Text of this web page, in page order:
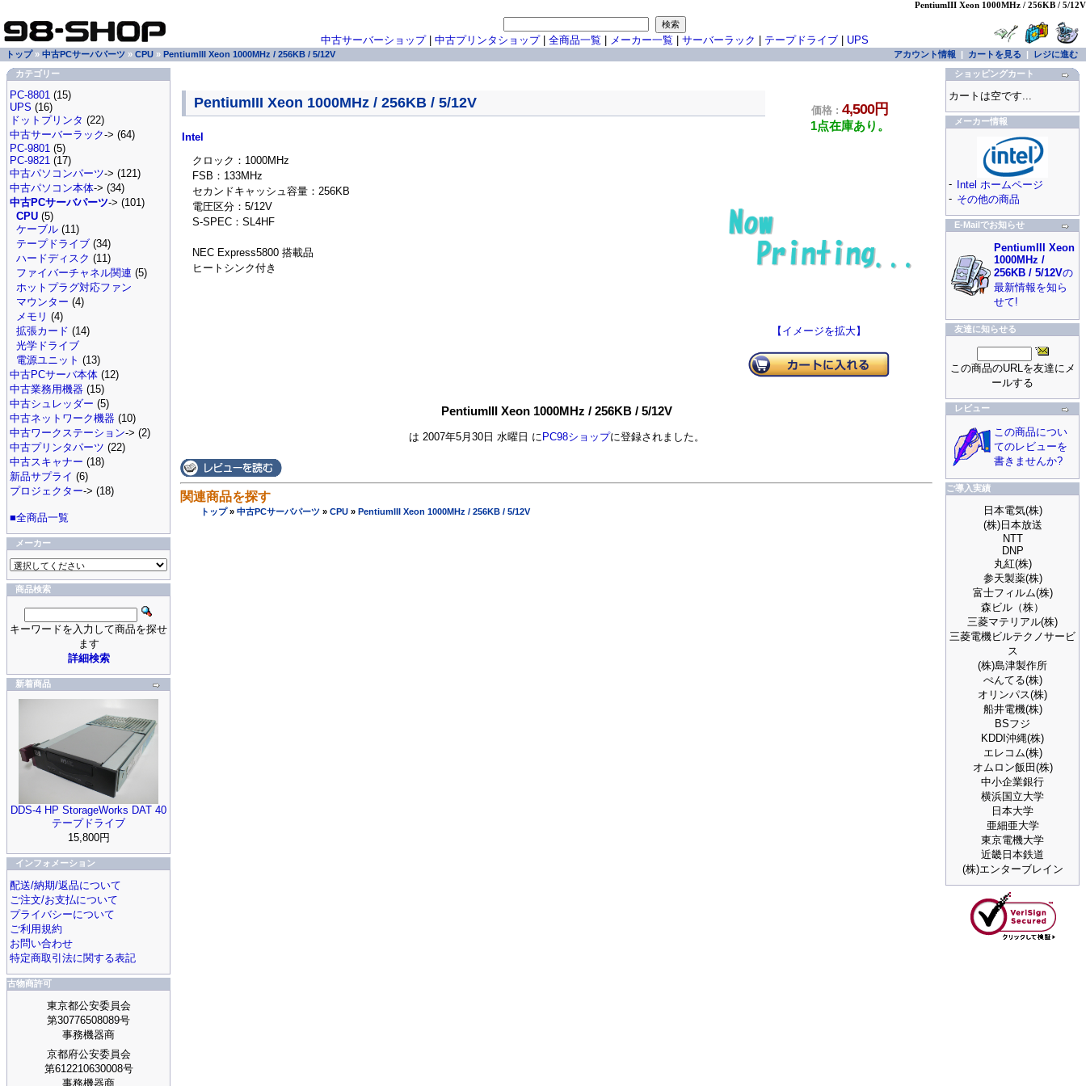
PentiumIII Xeon 1000MHz / 256KB / 5/12V
PentiumIII Xeon 1000MHz / 256KB / 5/12V
Intel
価格 : 4,500円
1点在庫あり。
【イメージを拡大】
クロック：1000MHz
FSB：133MHz
セカンドキャッシュ容量：256KB
電圧区分：5/12V
S-SPEC：SL4HF
NEC Express5800 搭載品
ヒートシンク付き
PentiumIII Xeon 1000MHz / 256KB / 5/12V
は 2007年5月30日 水曜日 に PC98ショップに登録されました。
関連商品を探す
トップ» 中古PCサーバパーツ » CPU » PentiumIII Xeon 1000MHz / 256KB / 5/12V
中古サーバーショップ| 中古プリンタショップ| 全商品一覧 メーカー一覧 サーバーラック テープドライブ| UPS
トップ» 中古PCサーバパーツ » CPU » PentiumIII Xeon 1000MHz / 256KB / 5/12V アカウント情報 カートを見る
レジに進む
カテゴリー
PC-8801 (15)
UPS (16)
ドットプリンタ (22)
中古サーバーラック-> (64)
PC-9801 (5)
PC-9821 (17)
中古パソコンパーツ-> (121)
中古パソコン本体-> (34)
中古PCサーバパーツ-> (101)
CPU (5)
ケーブル (11)
テープドライブ (34)
ハードディスク (11)
ファイバーチャネル関連 (5)
ホットプラグ対応ファン
マウンター (4)
メモリ (4)
拡張カード (14)
光学ドライブ
電源ユニット (13)
中古PCサーバ本体 (12)
中古業務用機器 (15)
中古シュレッダー (5)
中古ネットワーク機器 (10)
中古ワークステーション-> (2)
中古プリンタパーツ (22)
中古スキャナー (18)
新品サプライ (6)
プロジェクター-> (18)
■全商品一覧
メーカー
商品検索
キーワードを入力して商品を探せ
ます
詳細検索
新着商品
DDS-4 HP StorageWorks DAT 40
テープドライブ
15,800円
インフォメーション
配送/納期/返品について
ご注文/お支払について
プライバシーについて
ご利用規約
お問い合わせ
特定商取引法に関する表記
古物商許可
東京都公安委員会
第30776508089号
事務機器商
京都府公安委員会
第612210630008号
事務機器商
ショッピングカート
カートは空です...
メーカー情報
-
Intel ホームページ
- その他の商品
E-Mailでお知らせ
PentiumIII Xeon
1000MHz /
256KB / 5/12Vの
最新情報を知ら
せて!
友達に知らせる
この商品のURLを友達にメ
ールする
レビュー
この商品につい
てのレビューを
書きませんか?
ご導入実績
日本電気(株)
(株)日本放送
NTT
DNP
丸紅(株)
参天製薬(株)
富士フィルム(株)
森ビル（株）
三菱マテリアル(株)
三菱電機ビルテクノサービ
ス
(株)島津製作所
ぺんてる(株)
オリンパス(株)
船井電機(株)
BSフジ
KDDI沖縄(株)
エレコム(株)
オムロン飯田(株)
中小企業銀行
横浜国立大学
日本大学
亜細亜大学
東京電機大学
近畿日本鉄道
(株)エンターブレイン